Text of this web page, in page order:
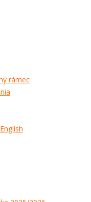
rámec